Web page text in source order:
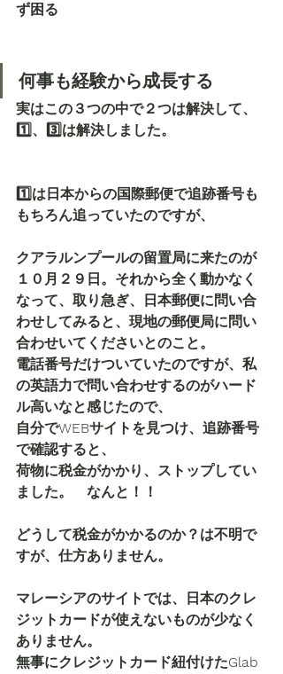
ず困る
何事も経験から成長する
実はこの３つの中で２つは解決して、
1️⃣、3️⃣は解決しました。
1️⃣は日本からの国際郵便で追跡番号も
もちろん追っていたのですが、
クアラルンプールの留置局に来たのが
１０月２９日。それから全く動かなく
なって、取り急ぎ、日本郵便に問い合
わせしてみると、現地の郵便局に問い
合わせいてくださいとのこと。
電話番号だけついていたのですが、私
の英語力で問い合わせするのがハード
ル高いなと感じたので、
自分でWEBサイトを見つけ、追跡番号
で確認すると、
荷物に税金がかかり、ストップしてい
ました。　なんと！！
どうして税金がかかるのか？は不明で
すが、仕方ありません。
マレーシアのサイトでは、日本のクレ
ジットカードが使えないものが少なく
ありません。
無事にクレジットカード紐付けたGlab